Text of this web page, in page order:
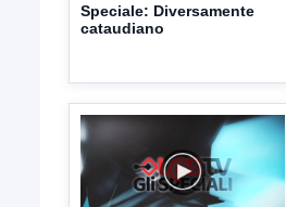
Speciale: Diversamente
cataudiano